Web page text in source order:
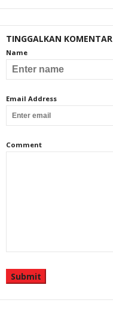
TINGGALKAN KOMENTAR
Name
Email Address
Comment